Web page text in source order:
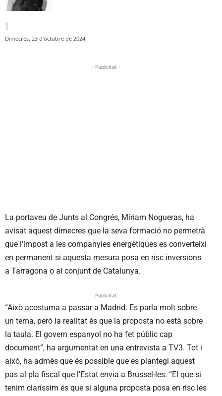
|
Dimecres, 23 d'octubre de 2024
- Publicitat -
La portaveu de Junts al Congrés, Míriam Nogueras, ha
avisat aquest dimecres que la seva formació no permetrà
que l’impost a les companyies energètiques es converteixi
en permanent si aquesta mesura posa en risc inversions
a Tarragona o al conjunt de Catalunya.
Publicitat
“Això acostuma a passar a Madrid. Es parla molt sobre
un tema, però la realitat és que la proposta no està sobre
la taula. El govern espanyol no ha fet públic cap
document”, ha argumentat en una entrevista a TV3. Tot i
això, ha admès que és possible que es plantegi aquest
pas al pla fiscal que l’Estat envia a Brussel·les. “El que si
tenim claríssim és que si alguna proposta posa en risc les